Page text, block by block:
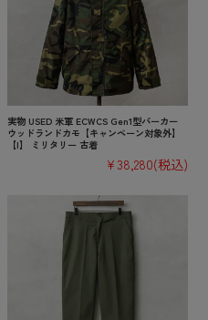
実物 USED 米軍 ECWCS Gen1型パーカー
ウッドランドカモ【キャンペーン対象外】
【I】 ミリタリー 古着
¥38,280(税込)